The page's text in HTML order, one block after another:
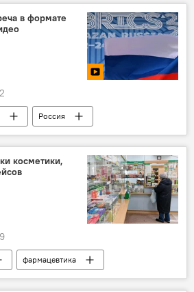
интеллект
в формате
Россия
БРИКС
Политика
косметики,
фармацевтика